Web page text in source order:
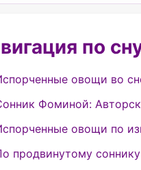
по
овощи во
Фоминой:
овощи по
продвинутому